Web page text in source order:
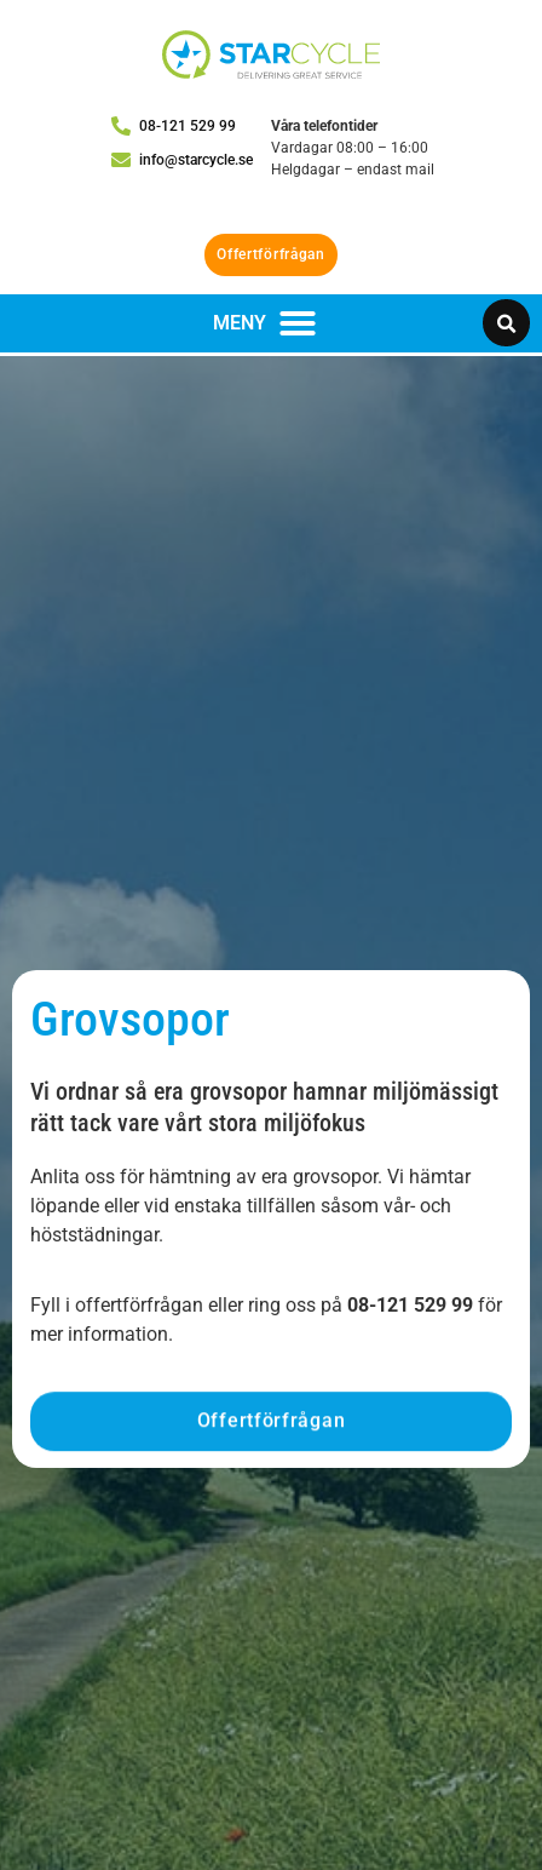
08-121 529 99
info@starcycle.se
Våra telefontider
Vardagar 08:00 – 16:00
Helgdagar – endast mail
Offertförfrågan
Grovsopor
Vi ordnar så era grovsopor hamnar miljömässigt
rätt tack vare vårt stora miljöfokus
Anlita oss för hämtning av era grovsopor. Vi hämtar
löpande eller vid enstaka tillfällen såsom vår- och
höststädningar.
Fyll i offertförfrågan eller ring oss på 08-121 529 99 för
mer information.
Offertförfrågan